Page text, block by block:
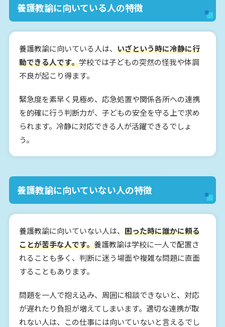
養護教諭に向いている人の特徴
養護教諭に向いている人は、 いざという時に冷静に行
動できる人です。学校では子どもの突然の怪我や体調
不良が起こり得ます。
緊急度を素早く見極め、応急処置や関係各所への連携
を的確に行う判断力が、子どもの安全を守る上で求め
られます。冷静に対応できる人が活躍できるでしょ
う。
養護教諭に向いていない人の特徴
養護教諭に向いていない人は、 困った時に誰かに頼る
ことが苦手な人です。養護教諭は学校に一人で配置さ
れることも多く、判断に迷う場面や複雑な問題に直面
することもあります。
問題を一人で抱え込み、周囲に相談できないと、対応
が遅れたり負担が増えてしまいます。適切な連携が取
れない人は、この仕事には向いていないと言えるでし